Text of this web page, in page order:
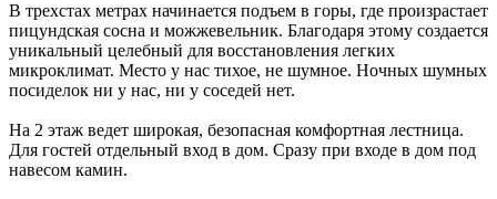
В трехстах метрах начинается подъем в горы, где произрастает
пицундская сосна и можжевельник. Благодаря этому создается
уникальный целебный для восстановления легких
микроклимат. Место у нас тихое, не шумное. Ночных шумных
посиделок ни у нас, ни у соседей нет.
На 2 этаж ведет широкая, безопасная комфортная лестница.
Для гостей отдельный вход в дом. Сразу при входе в дом под
навесом камин.